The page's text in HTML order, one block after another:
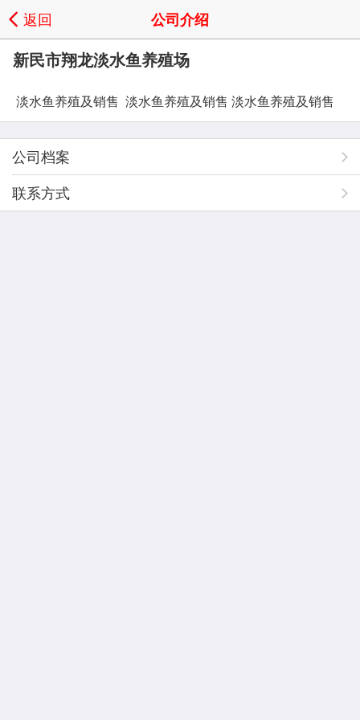
返回 公司介绍
新民市翔龙淡水鱼养殖场
淡水鱼养殖及销售 淡水鱼养殖及销售 淡水鱼养殖及销售
公司档案
联系方式